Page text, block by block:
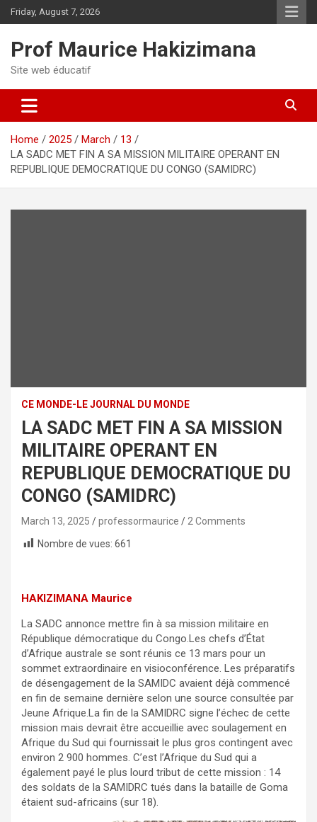
Skip
to
Friday, August 7, 2026
Prof Maurice Hakizimana
Site web éducatif
Home 2025 March
13
LA SADC MET FIN A SA MISSION MILITAIRE OPERANT EN
REPUBLIQUE DEMOCRATIQUE DU CONGO (SAMIDRC)
CE MONDE-LE JOURNAL DU MONDE
LA SADC MET FIN A SA MISSION
MILITAIRE OPERANT EN
REPUBLIQUE DEMOCRATIQUE DU
CONGO (SAMIDRC)
March 13, 2025 professormaurice
2 Comments
Nombre de vues: 661
HAKIZIMANA Maurice
La SADC annonce mettre fin à sa mission militaire en
République démocratique du Congo.Les chefs d’État
d’Afrique australe se sont réunis ce 13 mars pour un
sommet extraordinaire en visioconférence. Les préparatifs
de désengagement de la SAMIDC avaient déjà commencé
en fin de semaine dernière selon une source consultée par
Jeune Afrique.La fin de la SAMIDRC signe l’échec de cette
mission mais devrait être accueillie avec soulagement en
Afrique du Sud qui fournissait le plus gros contingent avec
environ 2 900 hommes. C’est l’Afrique du Sud qui a
également payé le plus lourd tribut de cette mission : 14
des soldats de la SAMIDRC tués dans la bataille de Goma
étaient sud-africains (sur 18).